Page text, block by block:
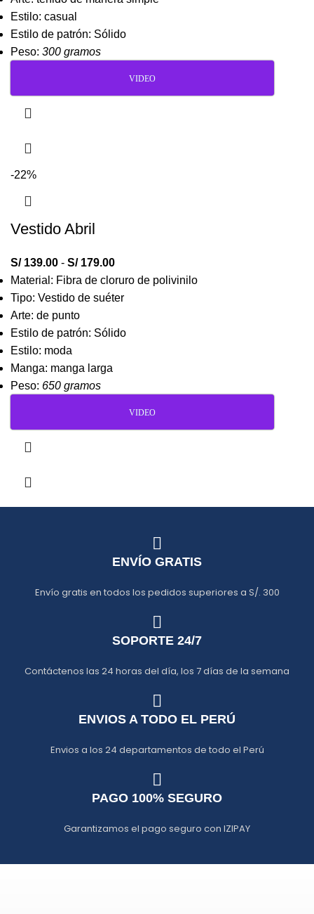
Estilo: casual
Estilo de patrón: Sólido
Peso: 300 gramos
VIDEO
-22%
Vestido Abril
S/139.00 - S/179.00
Material: Fibra de cloruro de polivinilo
Tipo: Vestido de suéter
Arte: de punto
Estilo de patrón: Sólido
Estilo: moda
Manga: manga larga
Peso: 650 gramos
VIDEO
ENVÍO GRATIS
Envío gratis en todos los pedidos superiores a S/. 300
SOPORTE 24/7
Contáctenos las 24 horas del día, los 7 días de la semana
ENVIOS A TODO EL PERÚ
Envios a los 24 departamentos de todo el Perú
PAGO 100% SEGURO
Garantizamos el pago seguro con IZIPAY